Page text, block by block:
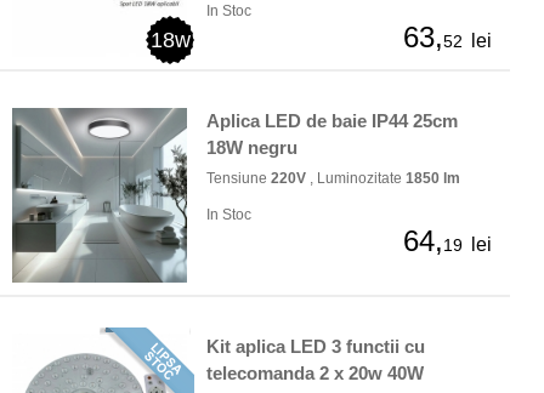
18w
In Stoc
63,52 lei
Aplica LED de baie IP44 25cm
18W negru
Tensiune 220V , Luminozitate 1850 lm
In Stoc
64,19 lei
Kit aplica LED 3 functii cu
telecomanda 2 x 20w 40W